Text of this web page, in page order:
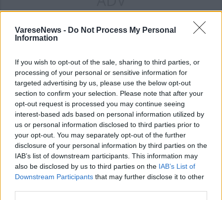
VareseNews - Do Not Process My Personal
Information
If you wish to opt-out of the sale, sharing to third parties, or
processing of your personal or sensitive information for
targeted advertising by us, please use the below opt-out
section to confirm your selection. Please note that after your
opt-out request is processed you may continue seeing
interest-based ads based on personal information utilized by
us or personal information disclosed to third parties prior to
your opt-out. You may separately opt-out of the further
disclosure of your personal information by third parties on the
IAB’s list of downstream participants. This information may
also be disclosed by us to third parties on the IAB’s List of
Downstream Participants that may further disclose it to other
Commenti
Accedioregistratiper commentare questo
articolo.
L'email è richiesta ma non verrà mostrata ai visitatori. Il contenuto di questo
commento esprime il pensiero dell'autore e non rappresenta la linea editoriale
di VareseNews.it, che rimane autonoma e indipendente. I messaggi inclusi nei
commenti non sono testi giornalistici, ma post inviati dai singoli lettori che
possono essere automaticamente pubblicati senza filtro preventivo. I commenti
che includano uno o più link a siti esterni verranno rimossi in automatico dal
sistema.